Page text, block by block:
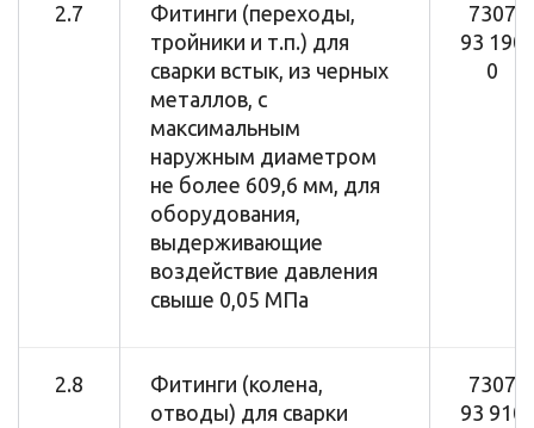
2.7
Фитинги (переходы,
тройники и т.п.) для
сварки встык, из черных
металлов, с
максимальным
наружным диаметром
не более 609,6 мм, для
оборудования,
выдерживающие
воздействие давления
свыше 0,05 МПа
7307
93 190
0
2.8
Фитинги (колена,
отводы) для сварки
7307
93 910